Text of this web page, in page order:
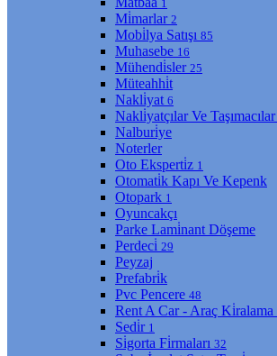
1
Mi̇marlar 2
Mobi̇lya Satışı 85
Muhasebe 16
Mühendi̇sler 25
Müteahhi̇t
Nakli̇yat 6
Nakli̇yatçılar Ve Taşımacılar
Nalburi̇ye
Noterler
Oto Eksperti̇z 1
Otomati̇k Kapı Ve Kepenk
Otopark 1
Oyuncakçı
Parke Lami̇nant Döşeme
Perdeci̇ 29
Peyzaj
Prefabri̇k
Pvc Pencere 48
Rent A Car - Araç Ki̇ralama
Sedi̇r 1
Si̇gorta Fi̇rmaları 32